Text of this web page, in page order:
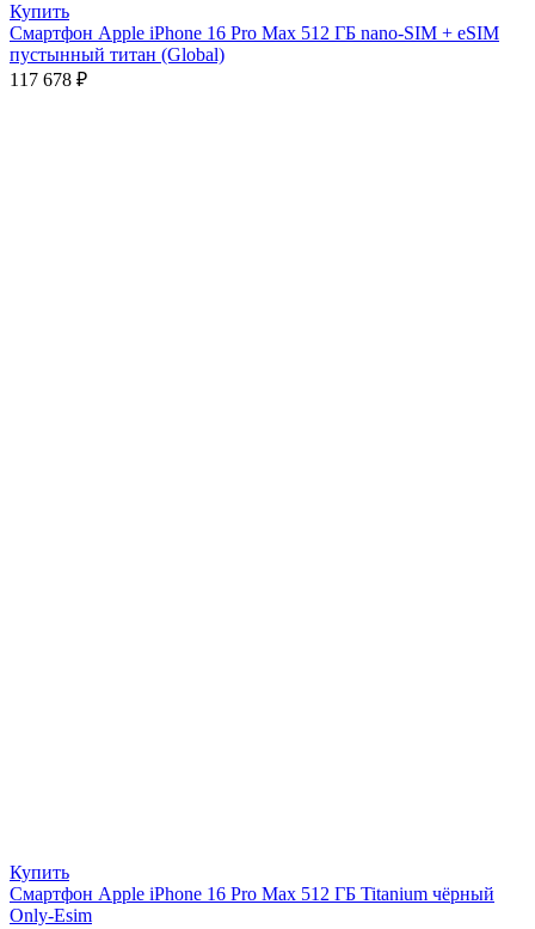
Купить
Смартфон Apple iPhone 16 Pro Max 512 ГБ nano-SIM + eSIM
пустынный титан (Global)
117 678 ₽
Купить
Смартфон Apple iPhone 16 Pro Max 512 ГБ Titanium чёрный
Only-Esim